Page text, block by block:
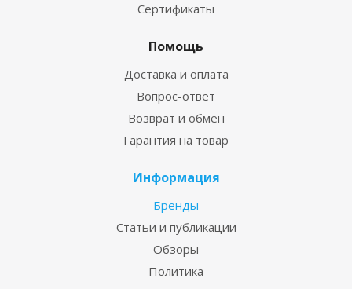
Сертификаты
Помощь
Доставка и оплата
Вопрос-ответ
Возврат и обмен
Гарантия на товар
Информация
Бренды
Статьи и публикации
Обзоры
Политика